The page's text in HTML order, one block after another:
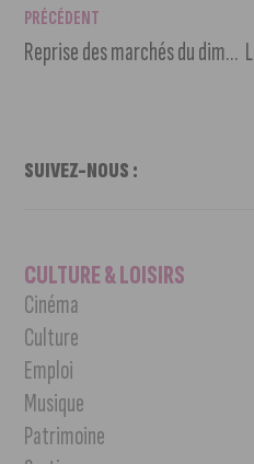
PRÉCÉDENT
Reprise des marchés du dimanche à Dijon
SUIVEZ-NOUS :
CULTURE & LOISIRS
Cinéma
Culture
Emploi
Musique
Patrimoine